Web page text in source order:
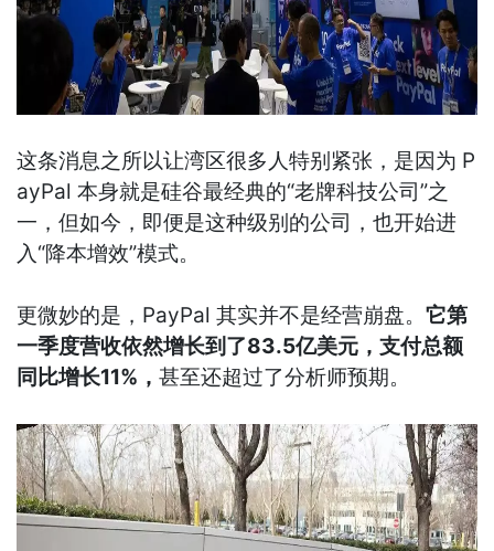
这条消息之所以让湾区很多人特别紧张，是因为 P
ayPal 本身就是硅谷最经典的“老牌科技公司”之
一，但如今，即便是这种级别的公司，也开始进
入“降本增效”模式。
更微妙的是，PayPal 其实并不是经营崩盘。它第
一季度营收依然增长到了83.5亿美元，支付总额
同比增长11%，甚至还超过了分析师预期。